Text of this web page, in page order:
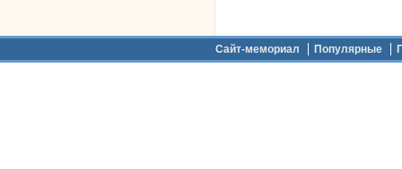
Сайт-мемориал Популярные